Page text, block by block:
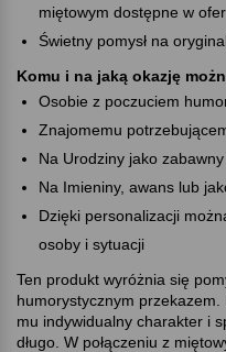
miętowym dostępne w
Świetny pomysł na
Komu i na jaką okazję
Osobie z poczuciem
Znajomemu
Na Urodziny jako
Na Imieniny, awans lub
Dzięki personalizacji
osoby i sytuacji
Ten produkt wyróżnia się
humorystycznym
mu indywidualny charakter i
długo. W połączeniu z